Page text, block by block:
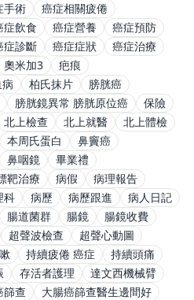
手術
癌症相關疲倦
症飲食 癌症營養
癌症預防
症診斷 癌症症狀
癌症治療
奧米加3
疤痕
柏氏抹片
膀胱癌
膀胱鏡異常 膀胱原位癌
保險
北上檢查 北上就醫
北上體檢
本周氏蛋白
鼻竇癌
鼻咽鏡
畢業禮
靶治療 病假
病理報告
科 病歷 病歷跟進
病人日記
腸道菌群 腸鏡
腸鏡收費
超聲波檢查
超聲心動圖
持續疲倦 癌症
持續頭痛
存活者護理
達文西機械臂
篩查
大腸癌篩查醫生邊間好